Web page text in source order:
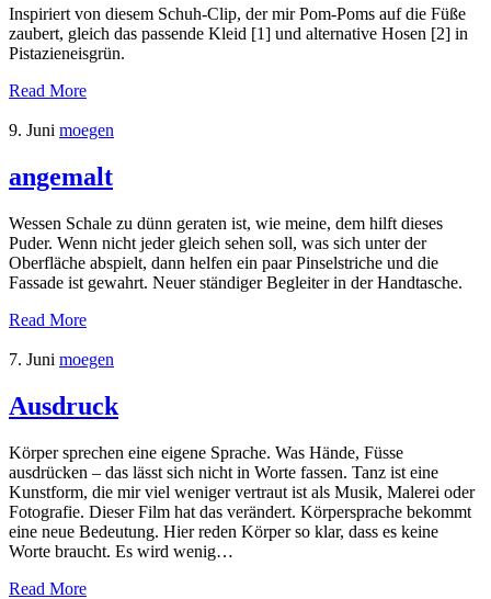
Inspiriert von diesem Schuh-Clip, der mir Pom-Poms auf die Füße
zaubert, gleich das passende Kleid [1] und alternative Hosen [2] in
Pistazieneisgrün.
Read More
9. Juni moegen
angemalt
Wessen Schale zu dünn geraten ist, wie meine, dem hilft dieses
Puder. Wenn nicht jeder gleich sehen soll, was sich unter der
Oberfläche abspielt, dann helfen ein paar Pinselstriche und die
Fassade ist gewahrt. Neuer ständiger Begleiter in der Handtasche.
Read More
7. Juni moegen
Ausdruck
Körper sprechen eine eigene Sprache. Was Hände, Füsse
ausdrücken – das lässt sich nicht in Worte fassen. Tanz ist eine
Kunstform, die mir viel weniger vertraut ist als Musik, Malerei oder
Fotografie. Dieser Film hat das verändert. Körpersprache bekommt
eine neue Bedeutung. Hier reden Körper so klar, dass es keine
Worte braucht. Es wird wenig…
Read More